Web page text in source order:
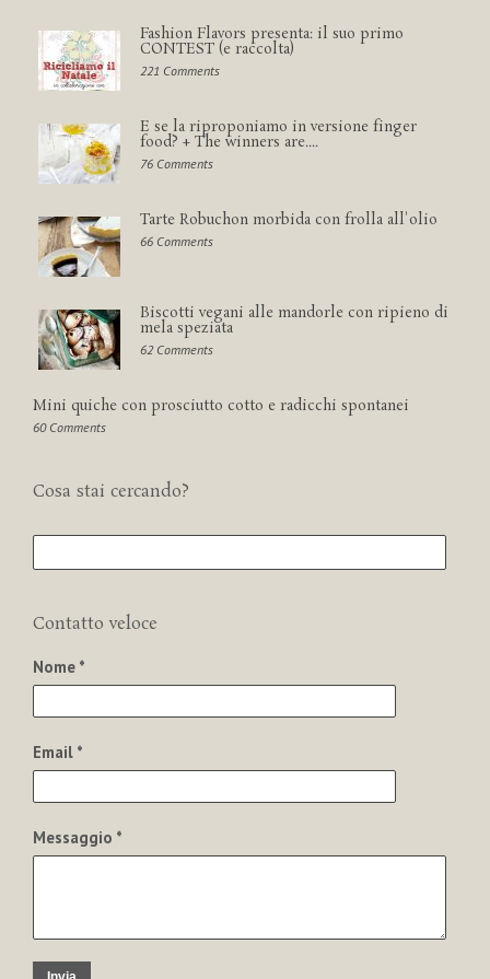
Fashion Flavors presenta: il suo primo
CONTEST (e raccolta)
221 Comments
E se la riproponiamo in versione finger
food? + The winners are....
76 Comments
Tarte Robuchon morbida con frolla all'olio
66 Comments
Biscotti vegani alle mandorle con ripieno di
mela speziata
62 Comments
Mini quiche con prosciutto cotto e radicchi spontanei
60 Comments
Cosa stai cercando?
Contatto veloce
Nome *
Email *
Messaggio *